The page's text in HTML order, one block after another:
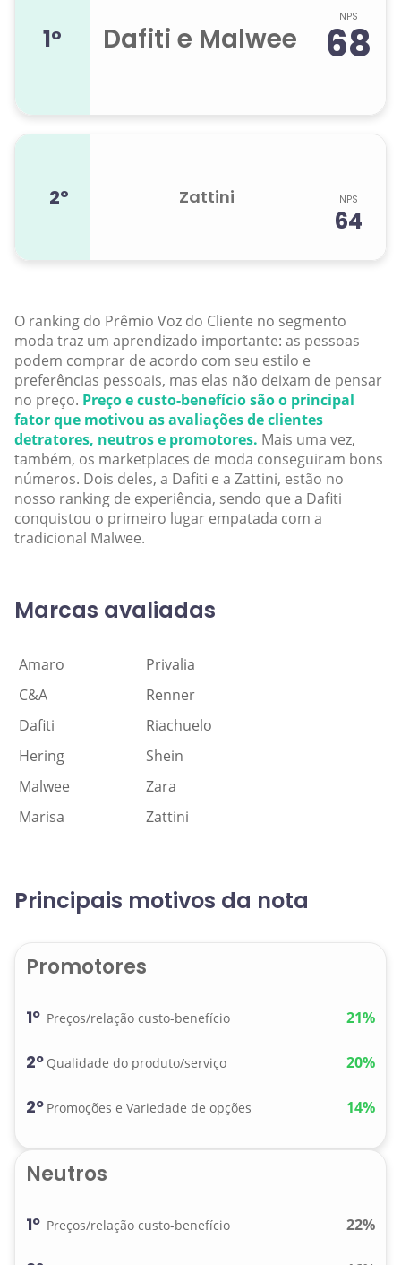
1º Dafiti e Malwee
NPS
68
2º Zattini NPS
64
O ranking do Prêmio Voz do Cliente no segmento
moda traz um aprendizado importante: as pessoas
podem comprar de acordo com seu estilo e
preferências pessoais, mas elas não deixam de pensar
no preço. Preço e custo-benefício são o principal
fator que motivou as avaliações de clientes
detratores, neutros e promotores. Mais uma vez,
também, os marketplaces de moda conseguiram bons
números. Dois deles, a Dafiti e a Zattini, estão no
nosso ranking de experiência, sendo que a Dafiti
conquistou o primeiro lugar empatada com a
tradicional Malwee.
Marcas avaliadas
Amaro
Privalia
C&A
Renner
Dafiti
Riachuelo
Hering
Shein
Malwee
Zara
Marisa
Zattini
Principais motivos da nota
Promotores
1º Preços/relação custo-benefício 21%
2º Qualidade do produto/serviço 20%
2º Promoções e Variedade de opções 14%
Neutros
1º Preços/relação custo-benefício 22%